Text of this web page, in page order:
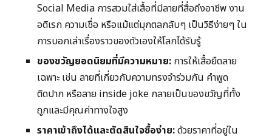
Social Media การสวมใส่เสื้อที่มีลายที่สื่อถึงอาชีพ งาน
อดิเรก ความเชื่อ หรือแม้แต่มุกตลกลับๆ เป็นวิธีง่ายๆ ใน
การบอกเล่าเรื่องราวของตัวเองให้โลกได้รับรู้
ของขวัญยอดนิยมที่มีความหมาย: การให้เสื้อยืดลาย
เฉพาะ เช่น ลายที่เกี่ยวกับความทรงจำร่วมกัน คำพูด
ติดปาก หรือลาย inside joke กลายเป็นของขวัญที่ทั้ง
ถูกและมีคุณค่าทางใจสูง
ราคาเข้าถึงได้และตัดสินใจซื้อง่าย:ด้วยราคาที่อยู่ใน